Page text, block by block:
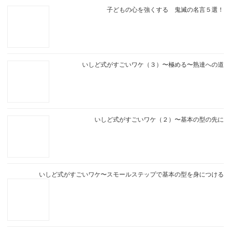
子どもの心を強くする 鬼滅の名言５選！
いしど式がすごいワケ（３）〜極める〜熟達への道
いしど式がすごいワケ（２）〜基本の型の先に
いしど式がすごいワケ〜スモールステップで基本の型を身につける